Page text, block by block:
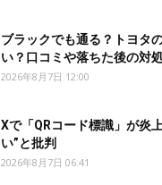
ブラックでも通る？トヨタ
い？口コミや落ちた後の対
2026年8月7日 12:00
Xで「QRコード標識」が炎
い”と批判
2026年8月7日 06:41